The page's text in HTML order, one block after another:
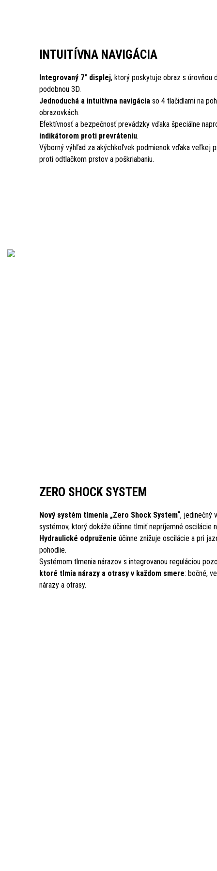
INTUITÍVNA NAVIGÁCIA
Integrovaný 7" displej, ktorý poskytuje obraz s úrovňou
podobnou 3D.
Jednoduchá a intuitívna navigáciaso 4 tlačidlami na
obrazovkách.
Efektívnosť a bezpečnosť prevádzky vďaka špeciálne
indikátorom proti prevráteniu.
Výborný výhľad za akýchkoľvek podmienok vďaka veľkej
proti odtlačkom prstov a poškriabaniu.
ZERO SHOCK SYSTEM
Nový systém tlmenia „Zero Shock System“, jedinečný
systémov, ktorý dokáže účinne tlmiť nepríjemné oscilácie
Hydraulické odpruženie účinne znižuje oscilácie a pri
pohodlie.
Systémom tlmenia nárazov s integrovanou reguláciou
ktoré tlmia nárazy a otrasy v každom smere: bočné,
nárazy a otrasy.